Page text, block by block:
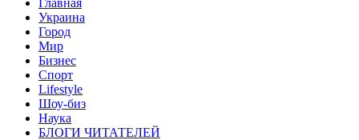
Главная
Украина
Город
Мир
Бизнес
Спорт
Lifestyle
Шоу-биз
Наука
БЛОГИ ЧИТАТЕЛЕЙ